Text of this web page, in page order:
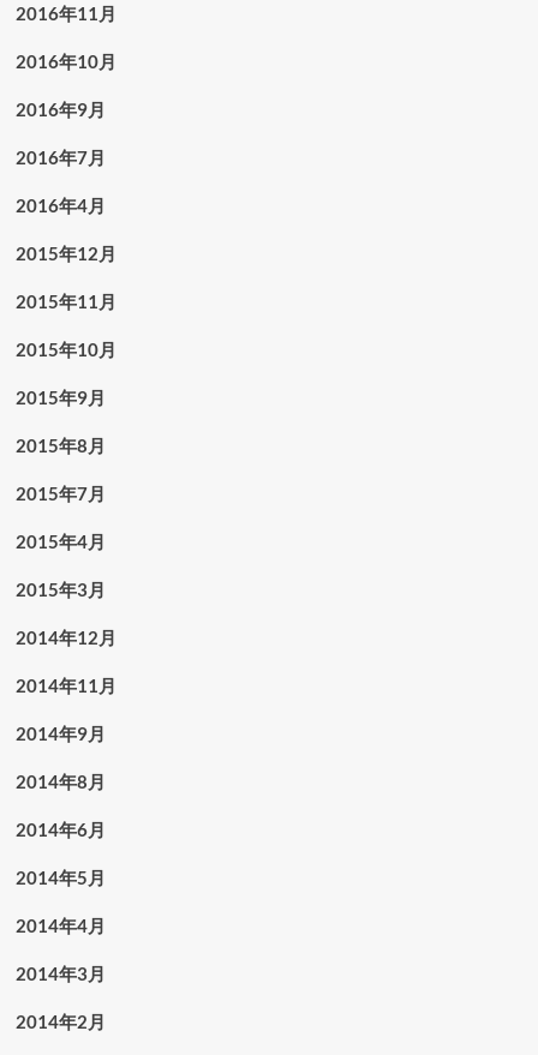
2016年11月
2016年10月
2016年9月
2016年7月
2016年4月
2015年12月
2015年11月
2015年10月
2015年9月
2015年8月
2015年7月
2015年4月
2015年3月
2014年12月
2014年11月
2014年9月
2014年8月
2014年6月
2014年5月
2014年4月
2014年3月
2014年2月